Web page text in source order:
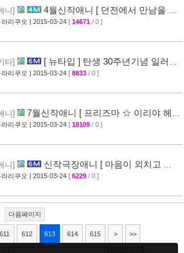
니]
4월신작애니 [ 던전에서 만남을 추
하면 안되는 걸까? ] 2차 PV 영상 공개
라리쿠오 | 2015-03-24 [ 14671 / 0 ]
타]
[ 뉴타입 ] 탄생 30주년기념 일러스
+ [ A-1 Pictures ] 10주년 기념 일러스트 공
라리쿠오 | 2015-03-24 [ 8833 / 0 ]
니]
7월신작애니 [ 프리즈마 ☆ 이리야 헤
츠! ] 티저 영상 공개 (Fate/kaleid liner)
라리쿠오 | 2015-03-24 [ 18109 / 0 ]
니]
신작극장애니 [ 마음이 외치고 싶
한다 ] PV 영상 + 주요 성우진 명단 공개
라리쿠오 | 2015-03-24 [ 6229 / 0 ]
다음페이지
611 612 613 614 615 > >>